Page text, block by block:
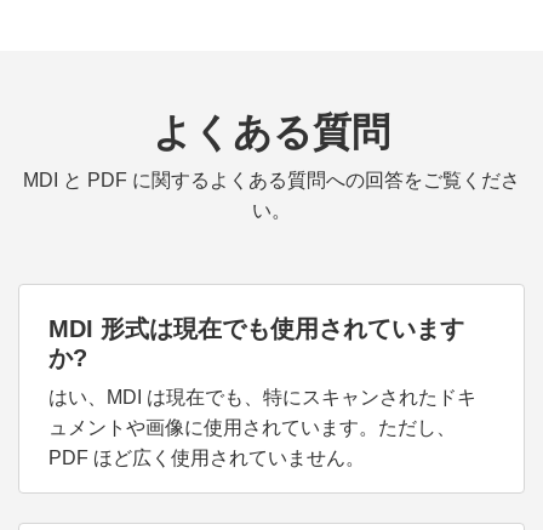
よくある質問
MDI と PDF に関するよくある質問への回答をご覧くださ
い。
MDI 形式は現在でも使用されています
か?
はい、MDI は現在でも、特にスキャンされたドキ
ュメントや画像に使用されています。ただし、
PDF ほど広く使用されていません。